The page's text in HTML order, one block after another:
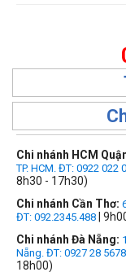
Chi nhánh HCM
TP. HCM. ĐT: 0922 022
8h30 - 17h30)
Chi nhánh Cần Thơ:
ĐT: 092.2345.488 |
Chi nhánh Đà Nẵng:
Nẵng. ĐT: 0927 28 5678
18h00)